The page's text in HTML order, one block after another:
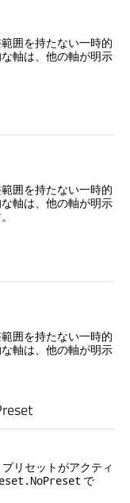
囲を持たない一時的
軸は、他の軸が明示
囲を持たない一時的
軸は、他の軸が明示
囲を持たない一時的
軸は、他の軸が明示
リセットがアクティ
で